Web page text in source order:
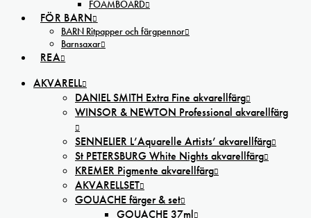
FOAMBOARD
FÖR BARN
BARN Ritpapper och färgpennor
Barnsaxar
REA
AKVARELL
DANIEL SMITH Extra Fine akvarellfärg
WINSOR & NEWTON Professional akvarellfärg
SENNELIER L’Aquarelle Artists’ akvarellfärg
St PETERSBURG White Nights akvarellfärg
KREMER Pigmente akvarellfärg
AKVARELLSET
GOUACHE färger & set
GOUACHE 37ml